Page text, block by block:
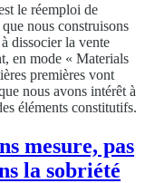
le réemploi de
nous construisons
dissocier la vente
en mode « Materials
premières vont
nous avons intérêt à
éléments constitutifs.
mesure, pas
la sobriété